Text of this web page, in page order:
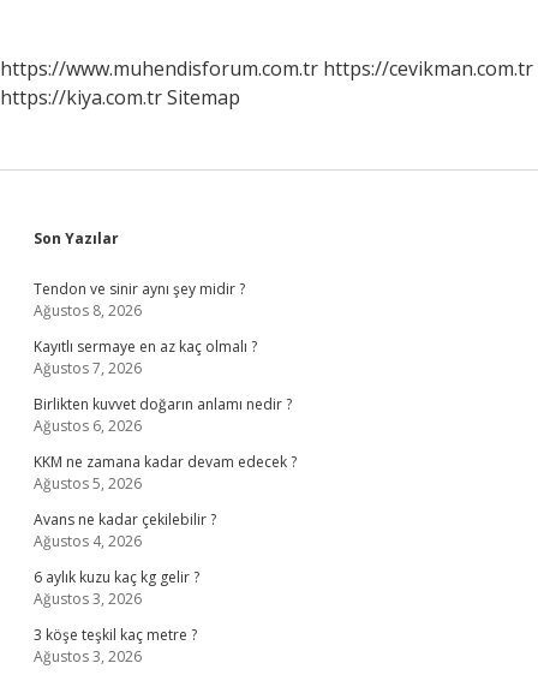
https://www.muhendisforum.com.tr https://cevikman.com.tr
https://kiya.com.trSitemap
Sidebar
Son Yazılar
Tendon ve sinir aynı şey midir ?
Ağustos 8, 2026
Kayıtlı sermaye en az kaç olmalı ?
Ağustos 7, 2026
Birlikten kuvvet doğarın anlamı nedir ?
Ağustos 6, 2026
KKM ne zamana kadar devam edecek ?
Ağustos 5, 2026
Avans ne kadar çekilebilir ?
Ağustos 4, 2026
6 aylık kuzu kaç kg gelir ?
Ağustos 3, 2026
3 köşe teşkil kaç metre ?
Ağustos 3, 2026